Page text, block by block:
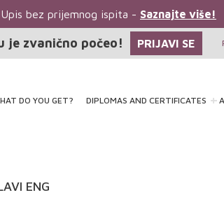
Upis bez prijemnog ispita -Saznajte više!
je zvanično počeo! PRIJAVI SE
DO YOU GET? DIPLOMAS AND CERTIFICATES
ENG